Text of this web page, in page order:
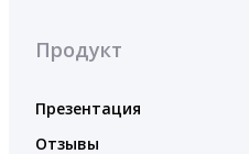
Продукт
Презентация
Отзывы